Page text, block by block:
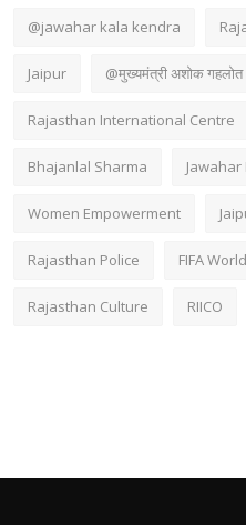
@jawahar kala kendra
Jaipur @मुख्यमंत्री अशोक गहलोत
Rajasthan International Centre
Bhajanlal Sharma
Women Empowerment
Rajasthan Police FIFA
Rajasthan Culture RIICO